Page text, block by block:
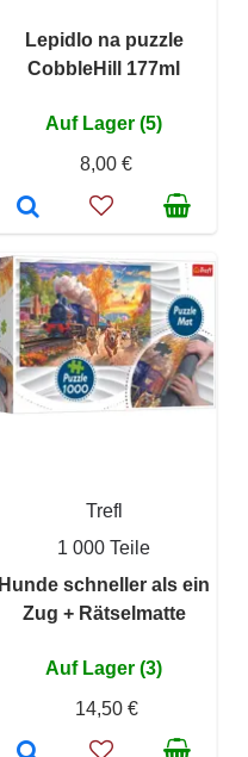
Lepidlo na puzzle
CobbleHill 177ml
Auf Lager (5)
8,00 €
Trefl
1 000 Teile
Hunde schneller als ein
Zug + Rätselmatte
Auf Lager (3)
14,50 €